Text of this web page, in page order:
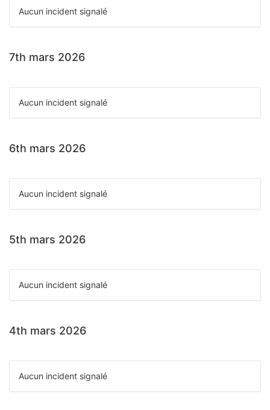
Aucun incident signalé
7th mars 2026
Aucun incident signalé
6th mars 2026
Aucun incident signalé
5th mars 2026
Aucun incident signalé
4th mars 2026
Aucun incident signalé